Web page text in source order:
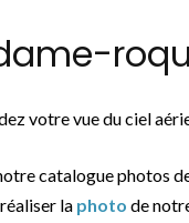
votre vue du ciel
catalogue photos
la photo de